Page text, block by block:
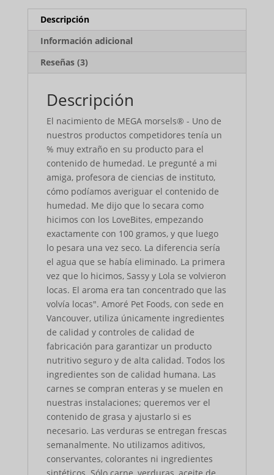
Descripción
Información adicional
Reseñas (3)
Descripción
El nacimiento de MEGA morsels® - Uno de
nuestros productos competidores tenía un
% muy extraño en su producto para el
contenido de humedad. Le pregunté a mi
amiga, profesora de ciencias de instituto,
cómo podíamos averiguar el contenido de
humedad. Me dijo que lo secara como
hicimos con los LoveBites, empezando
exactamente con 100 gramos, y que luego
lo pesara una vez seco. La diferencia sería
el agua que se había eliminado. La primera
vez que lo hicimos, Sassy y Lola se volvieron
locas. El aroma era tan concentrado que las
volvía locas". Amoré Pet Foods, con sede en
Vancouver, utiliza únicamente ingredientes
de calidad y controles de calidad de
fabricación para garantizar un producto
nutritivo seguro y de alta calidad. Todos los
ingredientes son de calidad humana. Las
carnes se compran enteras y se muelen en
nuestras instalaciones; queremos ver el
contenido de grasa y ajustarlo si es
necesario. Las verduras se entregan frescas
semanalmente. No utilizamos aditivos,
conservantes, colorantes ni ingredientes